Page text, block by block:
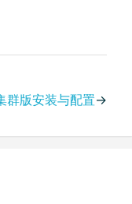
版安装与配置→